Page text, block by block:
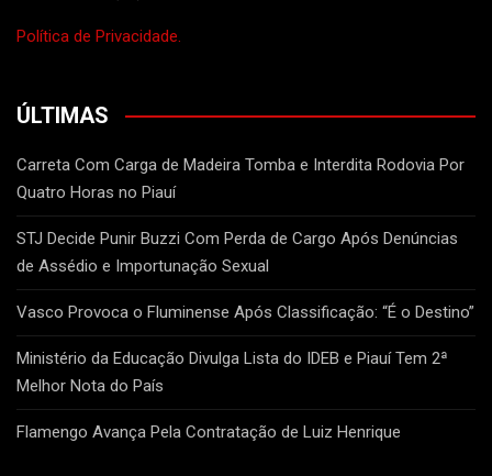
Política de Privacidade.
ÚLTIMAS
Carreta Com Carga de Madeira Tomba e Interdita Rodovia Por
Quatro Horas no Piauí
STJ Decide Punir Buzzi Com Perda de Cargo Após Denúncias
de Assédio e Importunação Sexual
Vasco Provoca o Fluminense Após Classificação: “É o Destino”
Ministério da Educação Divulga Lista do IDEB e Piauí Tem 2ª
Melhor Nota do País
Flamengo Avança Pela Contratação de Luiz Henrique